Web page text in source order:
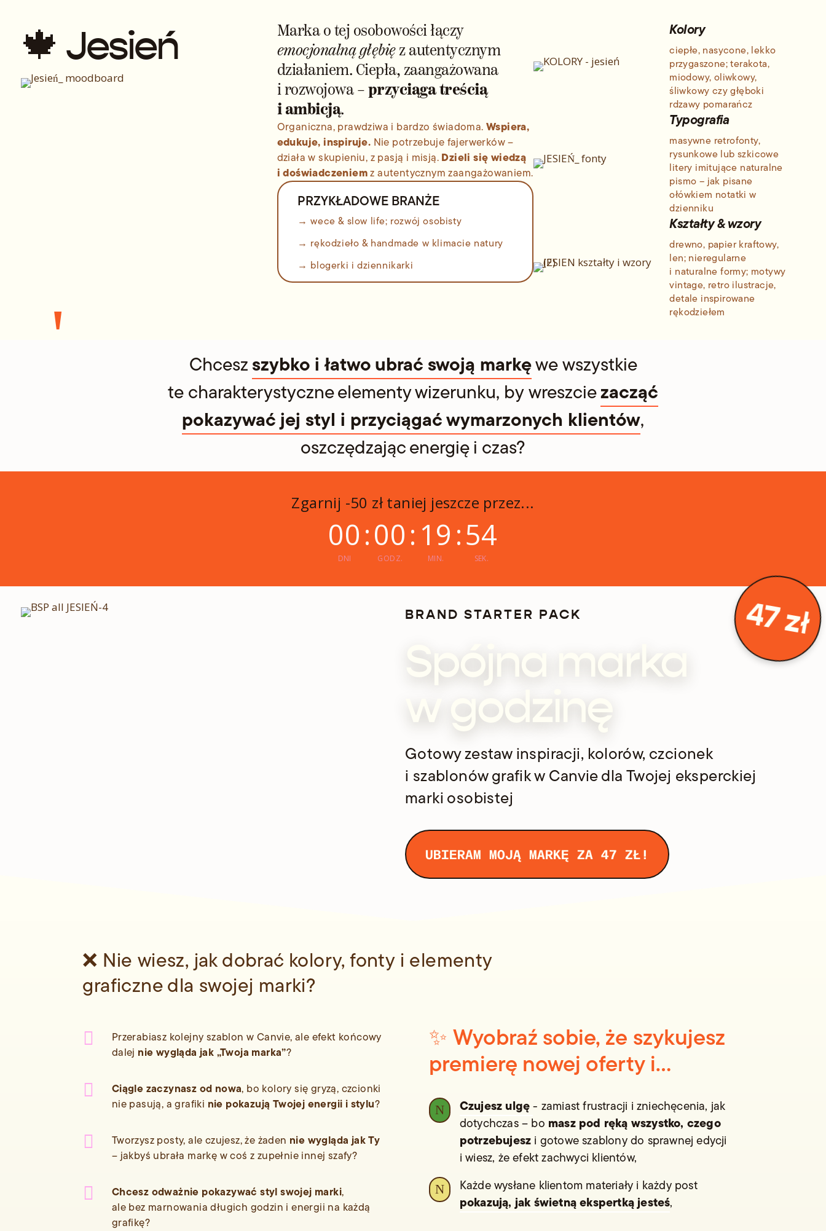
🍁 Jesień
Marka o tej osobowości łączy
emocjonalną głębięz autentycznym
działaniem. Ciepła, zaangażowana
i rozwojowa – przyciąga treścią
i ambicją.
Organiczna, prawdziwa i bardzo świadoma.Wspiera,
edukuje, inspiruje. Nie potrzebuje fajerwerków –
działa w skupieniu, z pasją i misją. Dzieli się wiedzą
i doświadczeniemz autentycznym zaangażowaniem.
PRZYKŁADOWE BRANŻE
→ wece & slow life; rozwój osobisty
→ rękodzieło & handmade w klimacie natury
→ blogerki i dziennikarki
Kolory
ciepłe, nasycone, lekko
przygaszone; terakota,
miodowy, oliwkowy,
śliwkowy czy głęboki
rdzawy pomarańcz
Typografia
masywne retrofonty,
rysunkowe lub szkicowe
litery imitujące naturalne
pismo – jak pisane
ołówkiem notatki w
dzienniku
Kształty & wzory
drewno, papier kraftowy,
len; nieregularne
i naturalne formy; motywy
vintage, retro ilustracje,
detale inspirowane
rękodziełem
' Chceszszybko i łatwo ubrać swoją markęwe wszystkie
te charakterystyczne elementy wizerunku, by wreszciezacząć
pokazywać jej styl i przyciągać wymarzonych klientów,
oszczędzając energię i czas?
Zgarnij -50 zł taniej jeszcze przez...
00
DNI
:00
GODZ.
: 19
MIN.
:53
SEK.
47 zł
BRAND STARTER PACK
Spójna marka
w godzinę
Gotowy zestaw inspiracji, kolorów, czcionek
i szablonów grafik w Canvie dla Twojej eksperckiej
marki osobistej
UBIERAM MOJĄ MARKĘ ZA 47 ZŁ!
❌ Nie wiesz, jak dobrać kolory, fonty i elementy
graficzne dla swojej marki?

Przerabiasz kolejny szablon w Canvie, ale efekt końcowy
dalej nie wygląda jak „Twoja marka”?
 Ciągle zaczynasz od nowa, bo kolory się gryzą, czcionki
nie pasują, a grafiki nie pokazują Twojej energii i stylu?
 Tworzysz posty, ale czujesz, że żaden nie wygląda jak Ty
– jakbyś ubrała markę w coś z zupełnie innej szafy?
 Chcesz odważnie pokazywać styl swojej marki,
ale bez marnowania długich godzin i energii na każdą
grafikę?
✨ Wyobraź sobie, że szykujesz
premierę nowej oferty i…
N Czujesz ulgę- zamiast frustracji i zniechęcenia, jak
dotychczas – bo masz pod ręką wszystko, czego
potrzebujesz i gotowe szablony do sprawnej edycji
i wiesz, że efekt zachwyci klientów,
N Każde wysłane klientom materiały i każdy post
pokazują, jak świetną ekspertką jesteś,